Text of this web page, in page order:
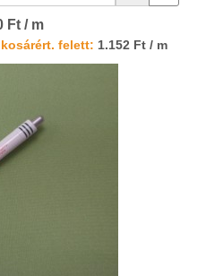
Ft / m
felett: 1.152 Ft / m